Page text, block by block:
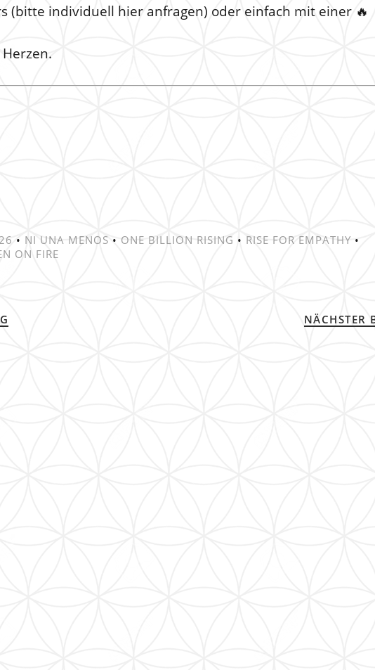
(bitte individuell hier anfragen) oder einfach mit einer 🔥
• NI UNA MENOS • ONE BILLION RISING • RISE FOR EMPATHY •
ON FIRE
NÄCHSTER